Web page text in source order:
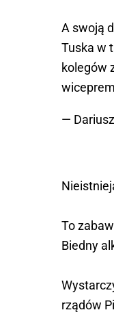
A swoją
Tuska w
kolegów
—
To
Biedny
rządów